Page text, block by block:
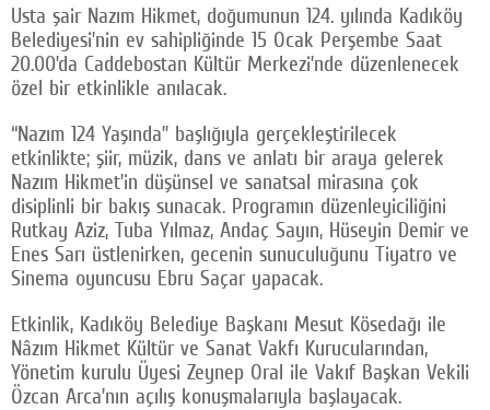
Usta şair Nazım Hikmet, doğumunun 124. yılında Kadıköy
Belediyesi’nin ev sahipliğinde 15 Ocak Perşembe Saat
20.00’da Caddebostan Kültür Merkezi’nde düzenlenecek
özel bir etkinlikle anılacak.
“Nazım 124 Yaşında” başlığıyla gerçekleştirilecek
etkinlikte; şiir, müzik, dans ve anlatı bir araya gelerek
Nazım Hikmet’in düşünsel ve sanatsal mirasına çok
disiplinli bir bakış sunacak. Programın düzenleyiciliğini
Rutkay Aziz, Tuba Yılmaz, Andaç Sayın, Hüseyin Demir ve
Enes Sarı üstlenirken, gecenin sunuculuğunu Tiyatro ve
Sinema oyuncusu Ebru Saçar yapacak.
Etkinlik, Kadıköy Belediye Başkanı Mesut Kösedağı ile
Nâzım Hikmet Kültür ve Sanat Vakfı Kurucularından,
Yönetim kurulu Üyesi Zeynep Oral ile Vakıf Başkan Vekili
Özcan Arca’nın açılış konuşmalarıyla başlayacak.